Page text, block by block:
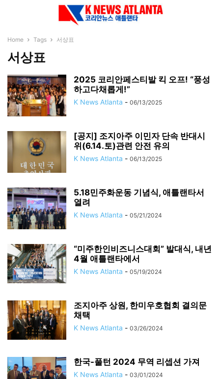
Home Tags 서상표
서상표
2025 코리안페스티발 킥 오프! “풍성
하고다채롭게!”
K News Atlanta - 06/13/2025
[공지] 조지아주 이민자 단속 반대시
위(6.14.토)관련 안전 유의
K News Atlanta - 06/13/2025
5.18민주화운동 기념식, 애틀랜타서
열려
K News Atlanta - 05/21/2024
“미주한인비즈니스대회” 발대식, 내년
4월 애틀랜타에서
K News Atlanta - 05/19/2024
조지아주 상원, 한미우호협회 결의문
채택
K News Atlanta - 03/26/2024
한국-풀턴 2024 무역 리셉션 가져
K News Atlanta - 03/01/2024